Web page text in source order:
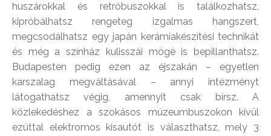
huszárokkal és retróbuszokkal is találkozhatsz,
kipróbálhatsz rengeteg izgalmas hangszert,
megcsodálhatsz egy japán kerámiakészítési technikát
és még a színház kulisszái mögé is bepillanthatsz.
Budapesten pedig ezen az éjszakán – egyetlen
karszalag megváltásával – annyi intézményt
látogathatsz végig, amennyit csak bírsz. A
közlekedéshez a szokásos múzeumbuszokon kívül
ezúttal elektromos kisautót is választhatsz, mely 3